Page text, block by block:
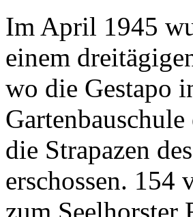
Im April 1945
einem
wo die Gestapo
die Strapazen
erschossen.
zum Seelhorster